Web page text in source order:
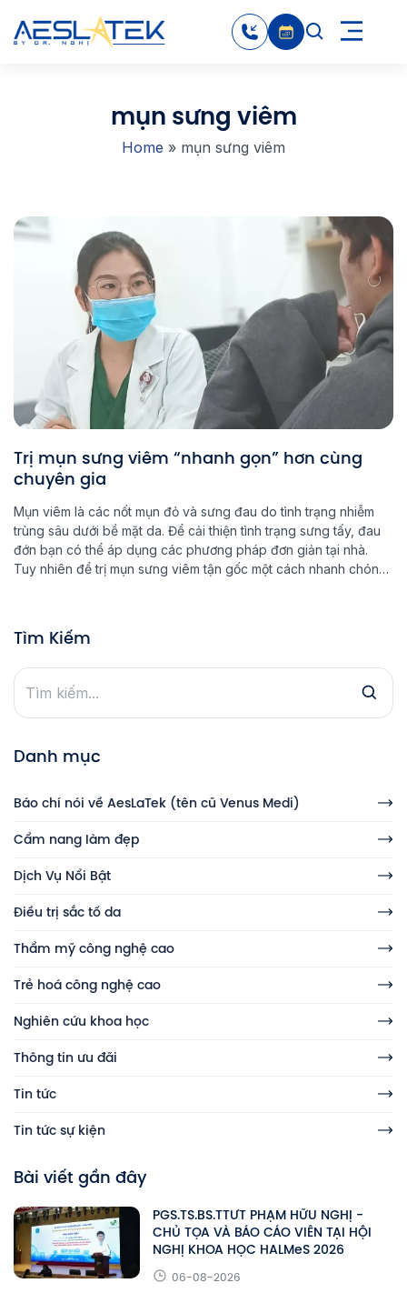
mụn sưng viêm
Home » mụn sưng viêm
Trị mụn sưng viêm “nhanh gọn” hơn cùng
chuyên gia
Mụn viêm là các nốt mụn đỏ và sưng đau do tình trạng nhiễm
trùng sâu dưới bề mặt da. Để cải thiện tình trạng sưng tấy, đau
đớn bạn có thể áp dụng các phương pháp đơn giản tại nhà.
Tuy nhiên để trị mụn sưng viêm tận gốc một cách nhanh chóng
Tìm Kiếm
Danh mục
Báo chí nói về AesLaTek (tên cũ Venus Medi)
Cẩm nang làm đẹp
Dịch Vụ Nổi Bật
Điều trị sắc tố da
Thẩm mỹ công nghệ cao
Trẻ hoá công nghệ cao
Nghiên cứu khoa học
Thông tin ưu đãi
Tin tức
Tin tức sự kiện
Bài viết gần đây
PGS.TS.BS.TTƯT PHẠM HỮU NGHỊ -
CHỦ TỌA VÀ BÁO CÁO VIÊN TẠI HỘI
NGHỊ KHOA HỌC HALMeS 2026
06-08-2026